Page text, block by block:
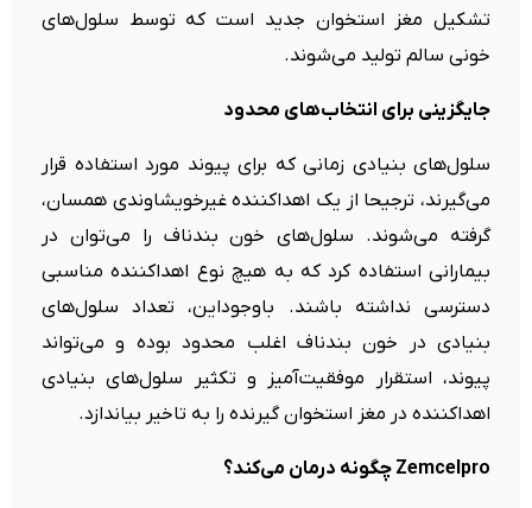
تشکیل مغز استخوان جدید است که توسط سلول‌های
خونی سالم تولید می‌شوند.
جایگزینی برای انتخاب‌های محدود
سلول‌های بنیادی زمانی که برای پیوند مورد استفاده قرار
می‌گیرند، ترجیحا از یک اهداکننده غیرخویشاوندی همسان،
گرفته می‌شوند. سلول‌های خون بندناف را می‌توان در
بیمارانی استفاده کرد که به هیچ نوع اهداکننده مناسبی
دسترسی نداشته باشند. باوجوداین، تعداد سلول‌های
بنیادی در خون بندناف اغلب محدود بوده و می‌تواند
پیوند، استقرار موفقیت‌آمیز و تکثیر سلول‌های بنیادی
اهداکننده در مغز استخوان گیرنده را به تاخیر بیاندازد.
Zemcelpro چگونه درمان می‌کند؟